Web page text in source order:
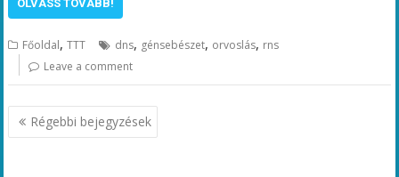
OLVASS TOVÁBB!
Főoldal,TTT dns, génsebészet, orvoslás, rns
Leave a comment
Bejegyzés
navigáció
Régebbi bejegyzések